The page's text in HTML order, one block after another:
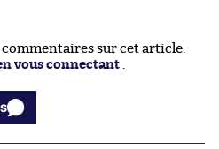
sur cet article.
vous connectant .